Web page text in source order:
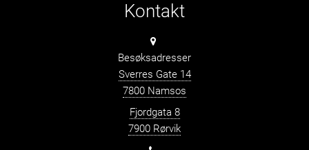
Kontakt
Besøksadresser
Sverres Gate 14
7800 Namsos
Fjordgata 8
7900 Rørvik